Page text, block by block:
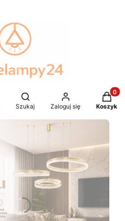
Otwórz wyszukiwarkę
Szukaj Zaloguj się Koszyk